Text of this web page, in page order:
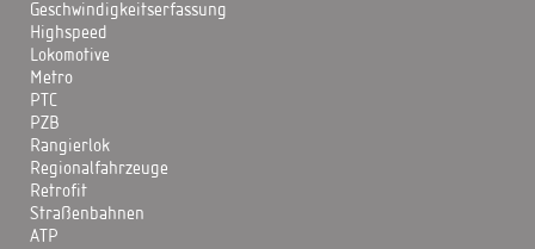
Geschwindigkeitserfassung
Highspeed
Lokomotive
Metro
PTC
PZB
Rangierlok
Regionalfahrzeuge
Retrofit
Straßenbahnen
ATP